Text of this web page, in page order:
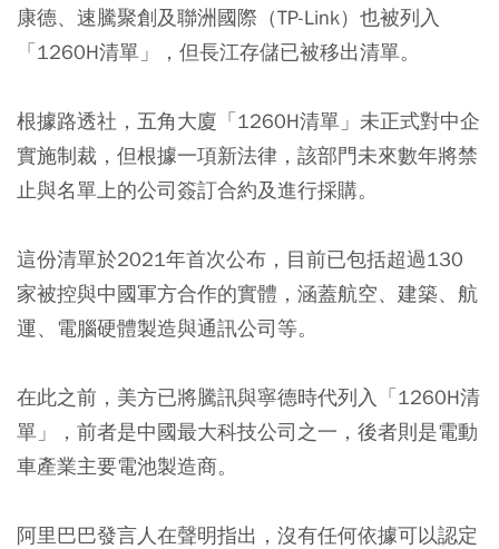
康德、速騰聚創及聯洲國際（TP-Link）也被列入
「1260H清單」，但長江存儲已被移出清單。
根據路透社，五角大廈「1260H清單」未正式對中企
實施制裁，但根據一項新法律，該部門未來數年將禁
止與名單上的公司簽訂合約及進行採購。
這份清單於2021年首次公布，目前已包括超過130
家被控與中國軍方合作的實體，涵蓋航空、建築、航
運、電腦硬體製造與通訊公司等。
在此之前，美方已將騰訊與寧德時代列入「1260H清
單」，前者是中國最大科技公司之一，後者則是電動
車產業主要電池製造商。
阿里巴巴發言人在聲明指出，沒有任何依據可以認定